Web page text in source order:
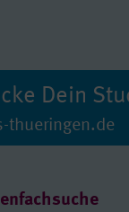
Dein
thueringen.de